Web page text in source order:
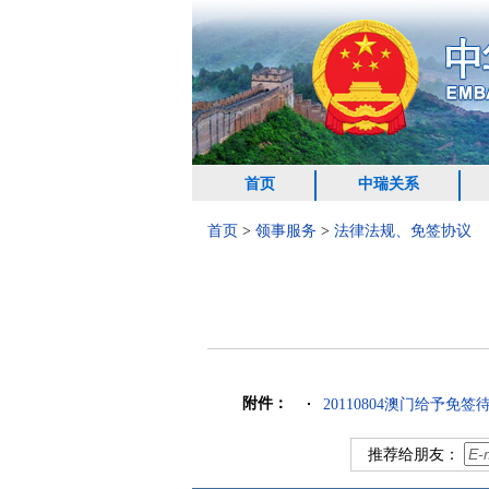
首页 中瑞关系
首页 > 领事服务 > 法律法规、免签协议
附件： 20110804澳门给予免签
推荐给朋友：